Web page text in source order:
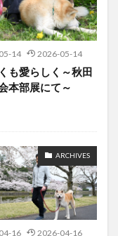
14 2026-05-14
も愛らしく～秋田
本部展にて～
ARCHIVES
16 2026-04-16